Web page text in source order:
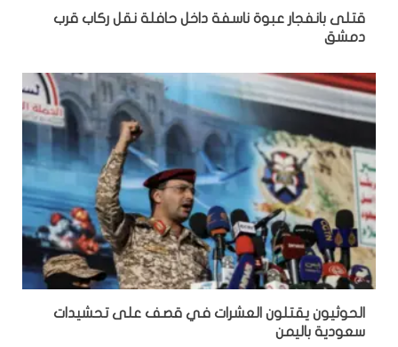
قتلى بانفجار عبوة ناسفة داخل حافلة نقل ركاب قرب
دمشق
الحوثيون يقتلون العشرات في قصف على تحشيدات
سعودية باليمن